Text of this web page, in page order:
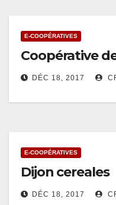
E-COOPÉRATIVES
Coopérative
DÉC 18, 2017
E-COOPÉRATIVES
Dijon cereales
DÉC 18, 2017